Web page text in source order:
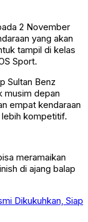
2 November
yang akan
tampil di kelas
Sport.
Sultan Benz
musim depan
empat kendaraan
kompetitif.
meramaikan
di ajang balap
Dikukuhkan, Siap